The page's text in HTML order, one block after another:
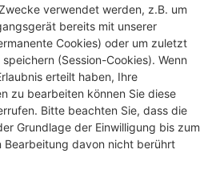
verwendet werden, z.B. um
bereits mit unserer
Cookies) oder um zuletzt
(Session-Cookies). Wenn
erteilt haben, Ihre
zu bearbeiten können Sie diese
Bitte beachten Sie, dass die
Grundlage der Einwilligung bis zum
Bearbeitung davon nicht berührt